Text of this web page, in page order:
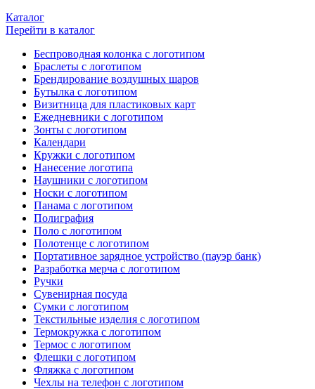
Каталог
Перейти в каталог
Беспроводная колонка с логотипом
Браслеты с логотипом
Брендирование воздушных шаров
Бутылка с логотипом
Визитница для пластиковых карт
Ежедневники с логотипом
Зонты с логотипом
Календари
Кружки с логотипом
Нанесение логотипа
Наушники с логотипом
Носки с логотипом
Панама с логотипом
Полиграфия
Поло с логотипом
Полотенце с логотипом
Портативное зарядное устройство (пауэр банк)
Разработка мерча с логотипом
Ручки
Сувенирная посуда
Сумки с логотипом
Текстильные изделия с логотипом
Термокружка с логотипом
Термос с логотипом
Флешки с логотипом
Фляжка с логотипом
Чехлы на телефон с логотипом